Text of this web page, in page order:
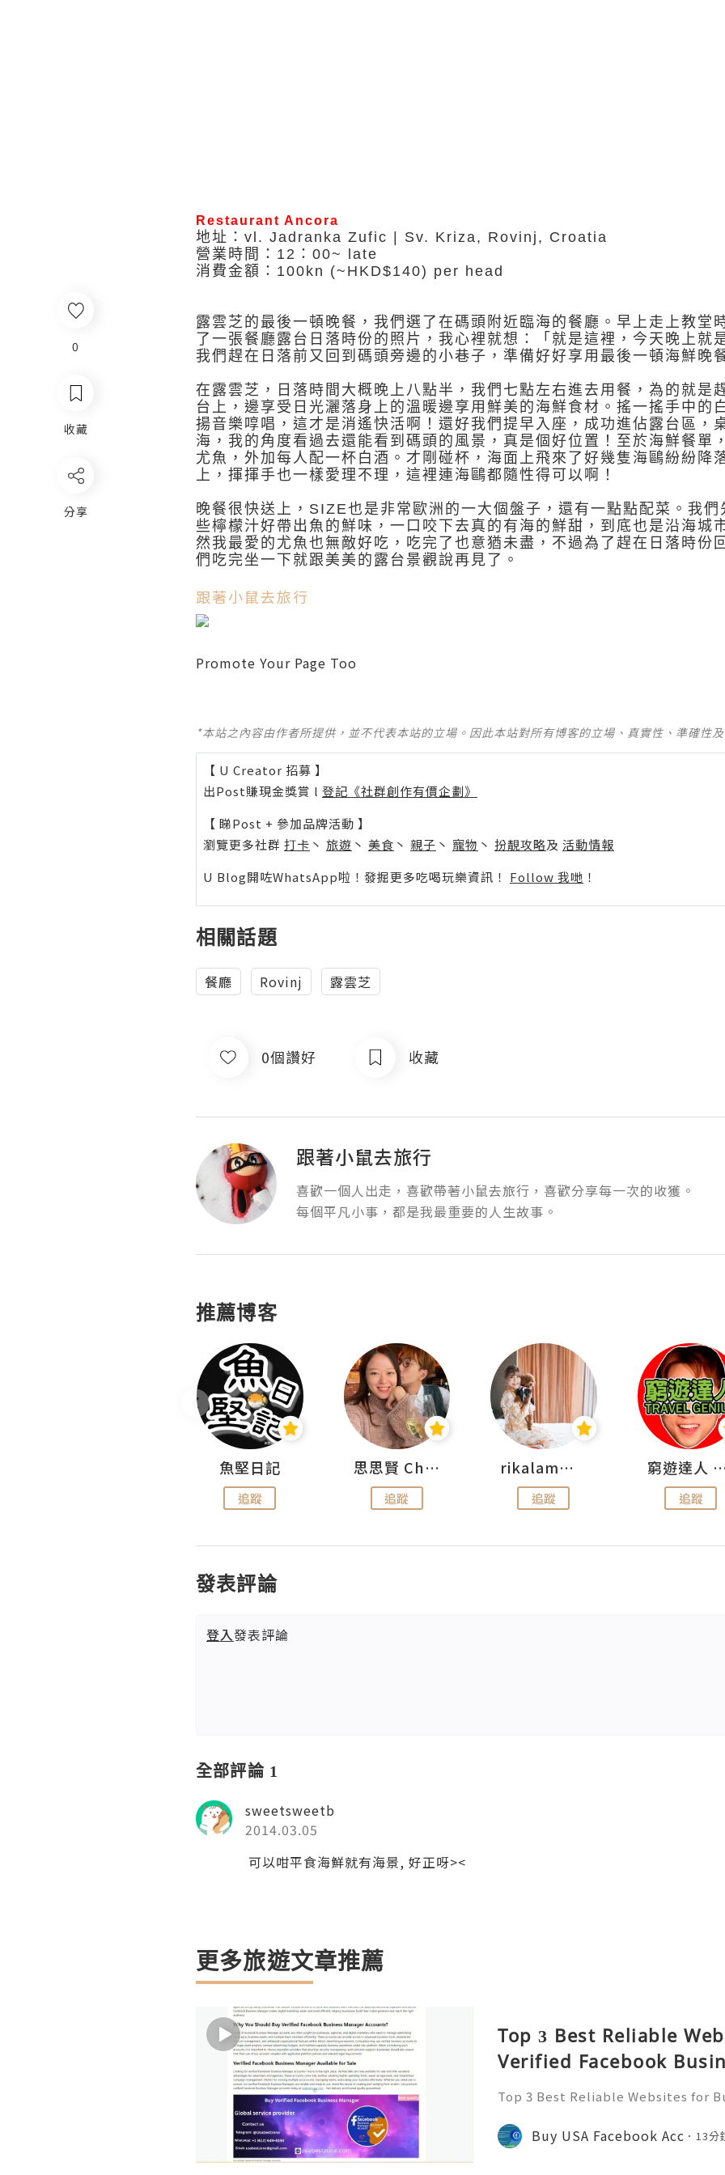
0
收藏
分享
Restaurant Ancora
地址：vl. Jadranka Zufic | Sv. Kriza, Rovinj, Croatia
營業時間：12：00~ late
消費金額：100kn (~HKD$140) per head
露雲芝的最後一頓晚餐，我們選了在碼頭附近臨海的餐廳。早上走上教堂
了一張餐廳露台日落時份的照片，我心裡就想：「就是這裡，今天晚上就
我們趕在日落前又回到碼頭旁邊的小巷子，準備好好享用最後一頓海鮮晚
在露雲芝，日落時間大概晚上八點半，我們七點左右進去用餐，為的就是
台上，邊享受日光灑落身上的溫暖邊享用鮮美的海鮮食材。搖一搖手中的
揚音樂啍唱，這才是消遙快活啊！還好我們提早入座，成功進佔露台區，
海，我的角度看過去還能看到碼頭的風景，真是個好位置！至於海鮮餐單
尤魚，外加每人配一杯白酒。才剛碰杯，海面上飛來了好幾隻海鷗紛紛降
上，揮揮手也一樣愛理不理，這裡連海鷗都隨性得可以啊！
晚餐很快送上，SIZE也是非常歐洲的一大個盤子，還有一點點配菜。我
些檸檬汁好帶出魚的鮮味，一口咬下去真的有海的鮮甜，到底也是沿海城
然我最愛的尤魚也無敵好吃，吃完了也意猶未盡，不過為了趕在日落時份
們吃完坐一下就跟美美的露台景觀說再見了。
跟著小鼠去旅行
Promote Your Page Too
*本站之內容由作者所提供，並不代表本站的立場。因此本站對所有博客的立場、真實性、準確性
【 U Creator 招募 】
出Post賺現金獎賞 l 登記《社群創作有價企劃》
【 睇Post + 參加品牌活動 】
瀏覽更多社群 打卡 丶 旅遊 丶 美食 丶 親子 丶 寵物 丶 扮靚攻略及 活動情報
U Blog開咗WhatsApp啦！發掘更多吃喝玩樂資訊！ Follow 我哋 ！
相關話題
餐廳 Rovinj 露雲芝
0個讚好 收藏
跟著小鼠去旅行
喜歡一個人出走，喜歡帶著小鼠去旅行，喜歡分享每一次的收獲。
每個平凡小事，都是我最重要的人生故事。
推薦博客
魚堅日記
追蹤
思思賢 ChillMyBabe
追蹤
rikalammm
追蹤
窮遊達人
追蹤
發表評論
登入發表評論
全部評論 1
sweetsweetb
2014.03.05
可以咁平食海鮮就有海景, 好正呀><
更多旅遊文章推薦
Top 3 Best Reliable
Verified Facebook
ounts 2026 – Reality C
Top 3 Best Reliable Websites for
Want To More Information Please
am: @usabestzone ❤️🥰🌍➤What
Buy USA Facebook Acc 13分